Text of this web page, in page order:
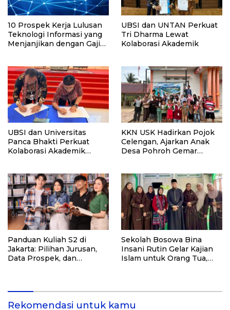
10 Prospek Kerja Lulusan
Teknologi Informasi yang
Menjanjikan dengan Gaji
UBSI dan UNTAN Perkuat
Tri Dharma Lewat
Kolaborasi Akademik
UBSI dan Universitas
Panca Bhakti Perkuat
Kolaborasi Akademik
KKN USK Hadirkan Pojok
Celengan, Ajarkan Anak
Desa Pohroh Gemar
Panduan Kuliah S2 di
Jakarta: Pilihan Jurusan,
Data Prospek, dan
Sekolah Bosowa Bina
Insani Rutin Gelar Kajian
Islam untuk Orang Tua,
Rekomendasi untuk kamu